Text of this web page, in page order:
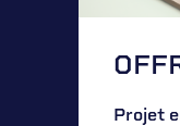
Projet